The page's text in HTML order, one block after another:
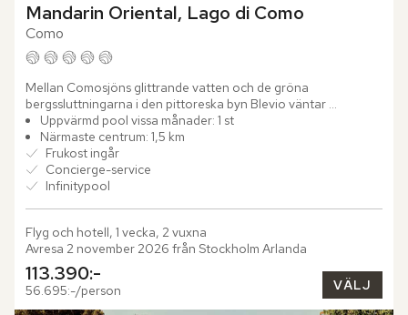
Mandarin Oriental, Lago di Como
Como
Mellan Comosjöns glittrande vatten och de gröna
bergssluttningarna i den pittoreska byn Blevio väntar
Mandarin Oriental, Lago di Como. Bara några minuter från
Como reser sig den...
Uppvärmd pool vissa månader: 1 st
Närmaste centrum: 1,5 km
Frukost ingår
Concierge-service
Infinitypool
Flyg och hotell, 1 vecka, 2 vuxna
Avresa 2 november 2026 från Stockholm Arlanda
113.390:-
56.695:-/person VÄLJ